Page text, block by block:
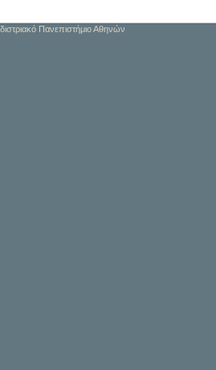
Πανεπιστήμιο Αθηνών